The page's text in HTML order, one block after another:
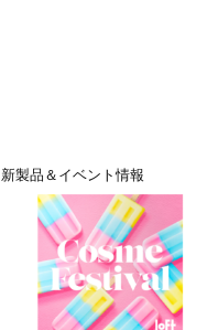
新製品＆イベント情報